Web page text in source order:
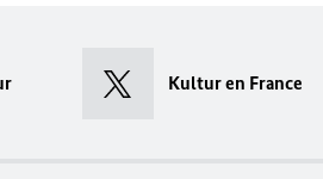
Kultur en France